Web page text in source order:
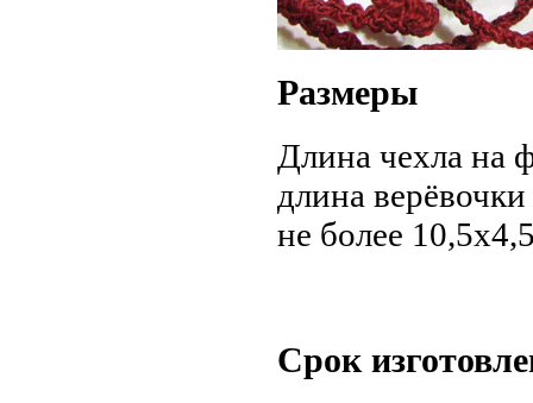
Размеры
Длина чехла на
длина
не более
Срок